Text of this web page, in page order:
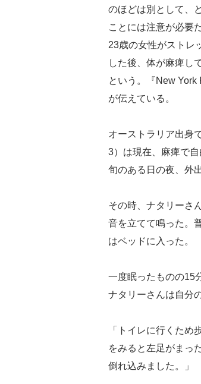
のほどは別として、
ことには注意が必要
23歳の女性がストレ
した後、体が麻痺し
という。『New
が伝えている。
オーストラリア出身
3）は現在、麻痺で
旬のある日の夜、外
その時、ナタリーさ
音を立てて鳴った。
はベッドに入った。
一度眠ったものの15
ナタリーさんは自分
「トイレに行くた
をみると左足がまっ
倒れ込みました。」